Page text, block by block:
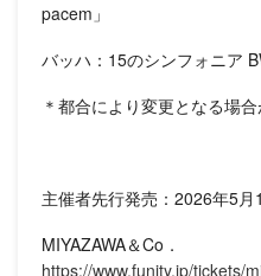
pacem」
バッハ：15のシンフォニア
＊都合により変更となる場合
主催者先行発売：2026年5
MIYAZAWA＆Co．
https://www.funity.jp/tickets/